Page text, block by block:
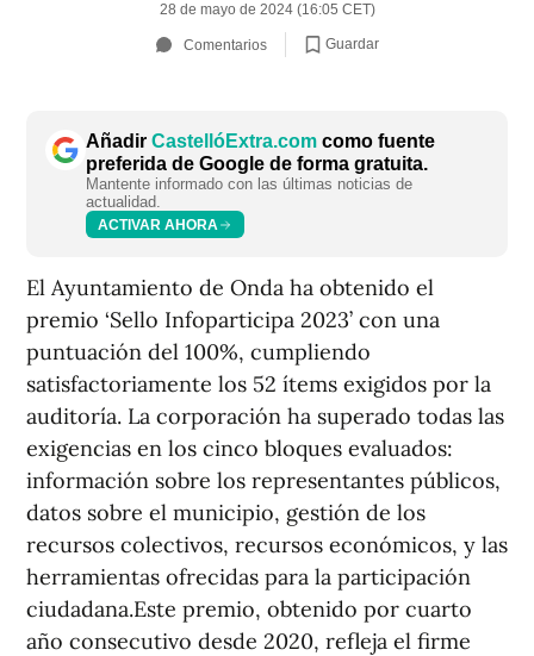
28 de mayo de 2024 (16:05 CET)
Comentarios Guardar
Añadir CastellóExtra.com como fuente
preferida de Google de forma gratuita.
Mantente informado con las últimas noticias de
actualidad.
ACTIVAR AHORA
El Ayuntamiento de Onda ha obtenido el
premio ‘Sello Infoparticipa 2023’ con una
puntuación del 100%, cumpliendo
satisfactoriamente los 52 ítems exigidos por la
auditoría. La corporación ha superado todas las
exigencias en los cinco bloques evaluados:
información sobre los representantes públicos,
datos sobre el municipio, gestión de los
recursos colectivos, recursos económicos, y las
herramientas ofrecidas para la participación
ciudadana.Este premio, obtenido por cuarto
año consecutivo desde 2020, refleja el firme